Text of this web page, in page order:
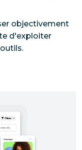
objectivement
d'exploiter